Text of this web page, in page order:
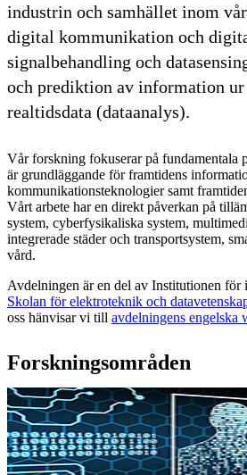
industrin och samhället inom
digital kommunikation och
signalbehandling och
och prediktion av information ur
realtidsdata (dataanalys).
Vår forskning fokuserar på fundamentala
är grundläggande för framtidens
kommunikationsteknologier samt
Vårt arbete har en direkt påverkan på
system, cyberfysikaliska system,
integrerade städer och transportsystem,
vård.
Avdelningen är en del av Institutionen för
Skolan för elektroteknik och
oss hänvisar vi till avdelningens engelska
Forskningsområden